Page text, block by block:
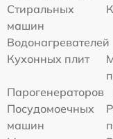
Стиральных
машин
Водонагревателей
Кухонных плит
Парогенераторов
Посудомоечных
машин